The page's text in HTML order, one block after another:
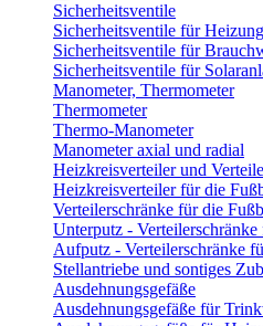
Sicherheitsventile
Sicherheitsventile für
Sicherheitsventile für
Sicherheitsventile für
Manometer, Thermometer
Thermometer
Thermo-Manometer
Manometer axial und radial
Heizkreisverteiler und
Heizkreisverteiler für die
Verteilerschränke für die
Unterputz -
Aufputz - Verteilerschränke
Stellantriebe und sontiges
Ausdehnungsgefäße
Ausdehnungsgefäße für